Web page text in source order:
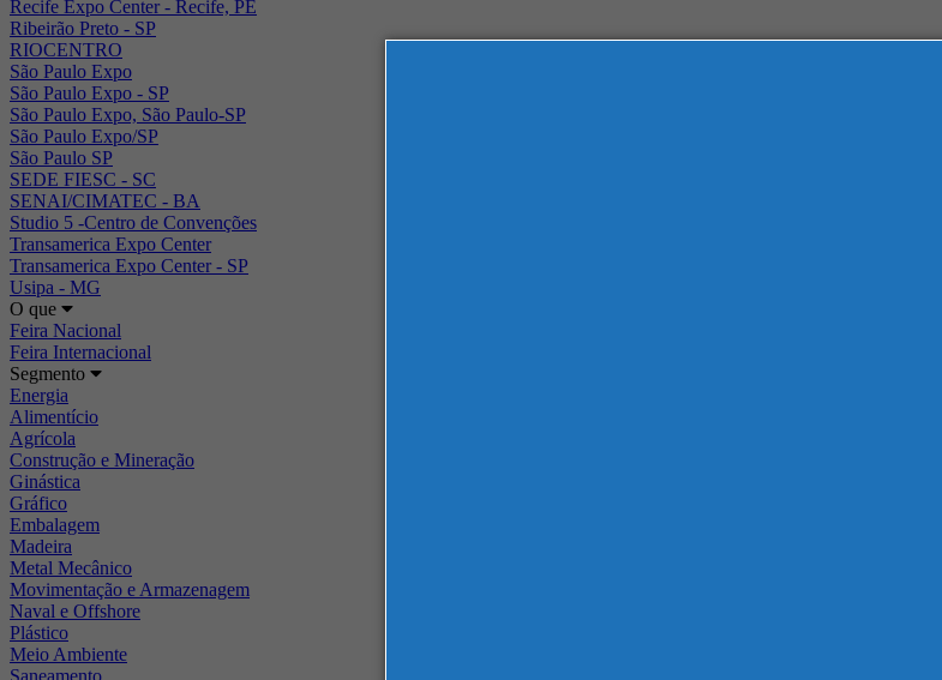
Recife Expo Center - Recife, PE
Ribeirão Preto - SP
RIOCENTRO
São Paulo Expo
São Paulo Expo - SP
São Paulo Expo, São Paulo-SP
São Paulo Expo/SP
São Paulo SP
SEDE FIESC - SC
SENAI/CIMATEC - BA
Studio 5 -Centro de Convenções
Transamerica Expo Center
Transamerica Expo Center - SP
Usipa - MG
O que
Feira Nacional
Feira Internacional
Segmento
Energia
Alimentício
Agrícola
Construção e Mineração
Ginástica
Gráfico
Embalagem
Madeira
Metal Mecânico
Movimentação e Armazenagem
Naval e Offshore
Plástico
Meio Ambiente
Saneamento